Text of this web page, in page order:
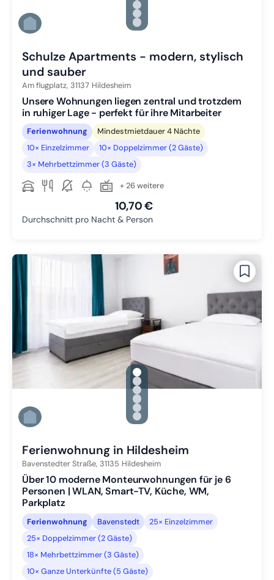
Zu Slide 3 wechseln
Zu Slide 4 wechseln
Zu Slide 5 wechseln
Zu Slide 6 wechseln
Schulze Apartments - modern, stylisch
und sauber
Am flugplatz, 31137 Hildesheim
Unsere Wohnungen liegen zentral und trotzdem
in ruhiger Lage - perfekt für ihre Mitarbeiter
Ferienwohnung
Mindestmietdauer 4 Nächte
10× Einzelzimmer
10× Doppelzimmer (2 Gäste)
3× Mehrbettzimmer (3 Gäste)
+ 26 weitere
10,70 €
Durchschnitt pro Nacht & Person
gallery.slide_selector
Zu Slide 1 wechseln
Zu Slide 2 wechseln
Zu Slide 3 wechseln
Zu Slide 4 wechseln
Zu Slide 5 wechseln
Zu Slide 6 wechseln
Ferienwohnung in Hildesheim
Bavenstedter Straße, 31135 Hildesheim
Über 10 moderne Monteurwohnungen für je 6
Personen | WLAN, Smart-TV, Küche, WM,
Parkplatz
Ferienwohnung Bavenstedt
25× Einzelzimmer
25× Doppelzimmer (2 Gäste)
18× Mehrbettzimmer (3 Gäste)
10× Ganze Unterkünfte (5 Gäste)